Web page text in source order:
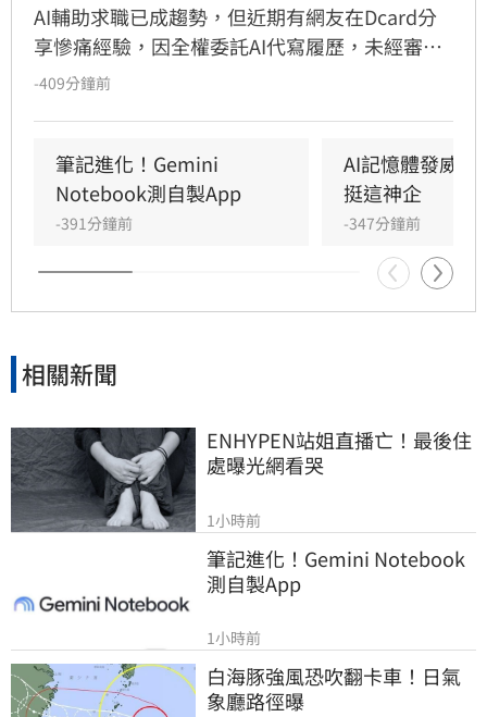
AI輔助求職已成趨勢，但近期有網友在Dcard分
享慘痛經驗，因全權委託AI代寫履歷，未經審核
即投遞，結果履歷被AI自動「腦補」誇大，將協
實際能力不符恐面臨社死。專家與網友建議，AI
僅適合作為修飾語句的工具，而非內容產出者。
求職者應先撰寫真實初稿，再請AI優化，並給予
明確指令避免誇大，最終審核仍需回歸自身，確
保履歷內容真實可靠，以免因誠信問題在面試環
節遭淘汰，影響職涯發展。
-409分鐘前
筆記進化！Gemini
Notebook測自製App
-391分鐘前
AI記憶體發威！
挺這神企
-347分鐘前
相關新聞
ENHYPEN站姐直播亡！最後住
處曝光網看哭
1小時前
筆記進化！Gemini Notebook
測自製App
1小時前
白海豚強風恐吹翻卡車！日氣
象廳路徑曝